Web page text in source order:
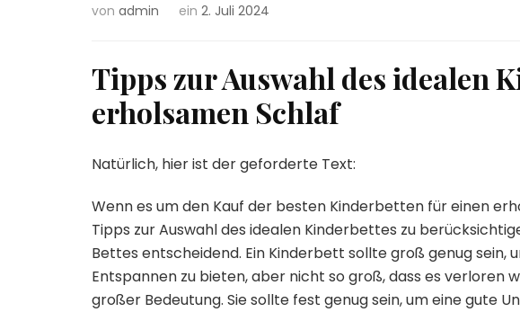
von admin ein 2. Juli 2024
Tipps zur Auswahl des idealen
erholsamen Schlaf
Natürlich, hier ist der geforderte Text:
Wenn es um den Kauf der besten Kinderbetten für einen
Tipps zur Auswahl des idealen Kinderbettes zu
Bettes entscheidend. Ein Kinderbett sollte groß genug sein,
Entspannen zu bieten, aber nicht so groß, dass es verloren
großer Bedeutung. Sie sollte fest genug sein, um eine gute